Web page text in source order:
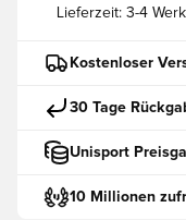
Lieferzeit: 3-4
Kostenloser
30 Tage
Unisport
10 Millionen